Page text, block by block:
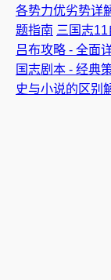
各势力优劣势详
题指南 三国志
吕布攻略 - 全面
国志剧本 - 经典
史与小说的区别